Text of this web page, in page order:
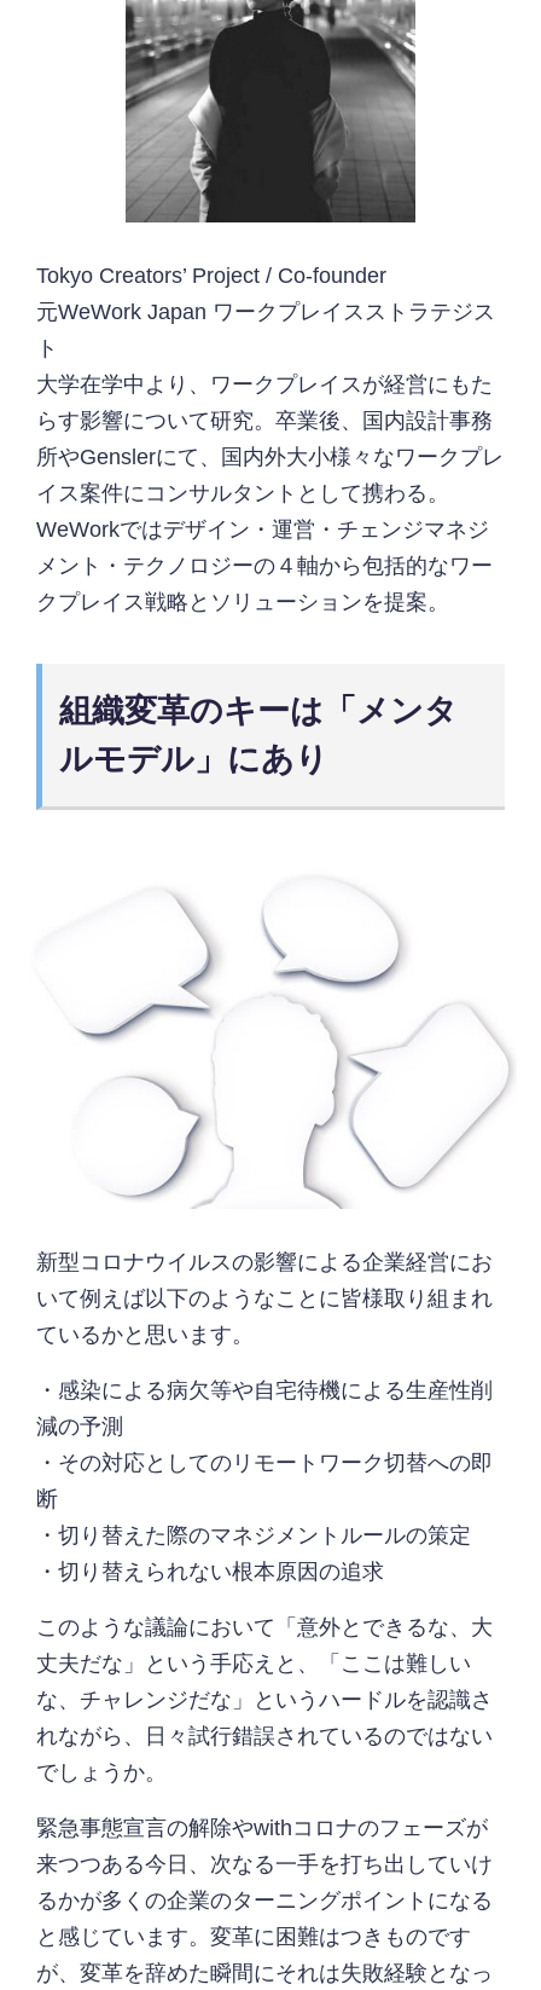
Tokyo Creators’ Project / Co-founder
元WeWork Japan ワークプレイスストラテジス
ト
大学在学中より、ワークプレイスが経営にもた
らす影響について研究。卒業後、国内設計事務
所やGenslerにて、国内外大小様々なワークプレ
イス案件にコンサルタントとして携わる。
WeWorkではデザイン・運営・チェンジマネジ
メント・テクノロジーの４軸から包括的なワー
クプレイス戦略とソリューションを提案。
組織変革のキーは「メンタ
ルモデル」にあり
新型コロナウイルスの影響による企業経営にお
いて例えば以下のようなことに皆様取り組まれ
ているかと思います。
・感染による病欠等や自宅待機による生産性削
減の予測
・その対応としてのリモートワーク切替への即
断
・切り替えた際のマネジメントルールの策定
・切り替えられない根本原因の追求
このような議論において「意外とできるな、大
丈夫だな」という手応えと、「ここは難しい
な、チャレンジだな」というハードルを認識さ
れながら、日々試行錯誤されているのではない
でしょうか。
緊急事態宣言の解除やwithコロナのフェーズが
来つつある今日、次なる一手を打ち出していけ
るかが多くの企業のターニングポイントになる
と感じています。変革に困難はつきものです
が、変革を辞めた瞬間にそれは失敗経験となっ